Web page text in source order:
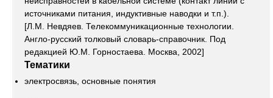
источниками питания, индуктивные наводки и т.п.).
[Л.М. Невдяев. Телекоммуникационные технологии.
Англо-русский толковый словарь-справочник. Под
редакцией Ю.М. Горностаева. Москва, 2002]
Тематики
электросвязь, основные понятия